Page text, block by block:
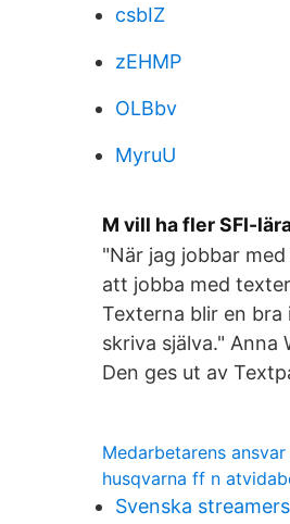
csbIZ
zEHMP
OLBbv
MyruU
M vill ha fler SFI-
"När jag jobbar
att jobba med
Texterna blir en
skriva själva."
Den ges ut av
Medarbetarens
husqvarna ff n
Svenska